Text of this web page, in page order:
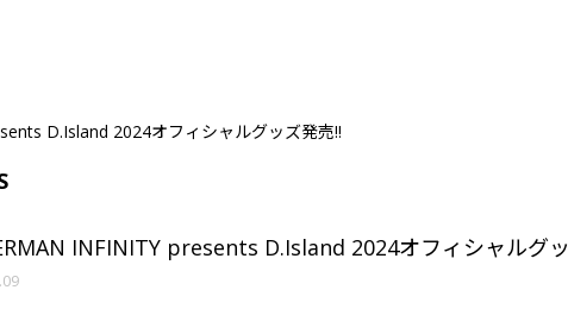
D.Island 2024オフィシャルグッズ発売!!
INFINITY presents D.Island 2024オフィシャルグ